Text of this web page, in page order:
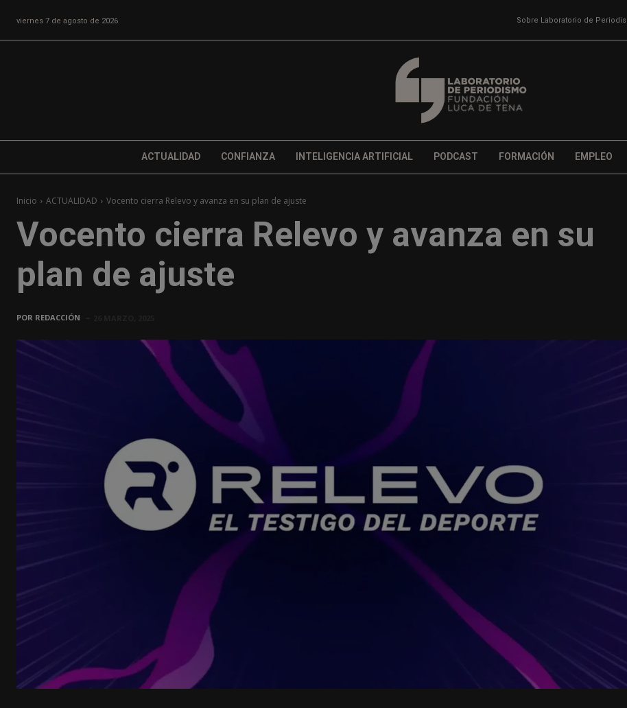
viernes 7 de agosto de 2026 Sobre Laboratorio de
ACTUALIDAD CONFIANZA INTELIGENCIA ARTIFICIAL PODCAST FORMACIÓN EMPLEO
Inicio ACTUALIDAD Vocento cierra Relevo y avanza en su plan de ajuste
Vocento cierra Relevo y avanza en su
plan de ajuste
POR REDACCIÓN